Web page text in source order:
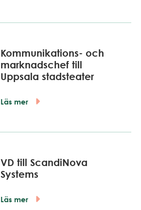
Kommunikations- och
marknadschef till
Uppsala stadsteater
Läs mer
VD till ScandiNova
Systems
Läs mer